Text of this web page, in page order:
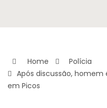
Home
Polícia
Após discussão,
em Picos